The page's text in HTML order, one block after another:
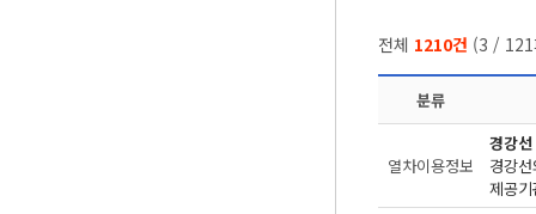
전체 1210건 (3 / 121
분류
열차이용정보
경강
경강
제공